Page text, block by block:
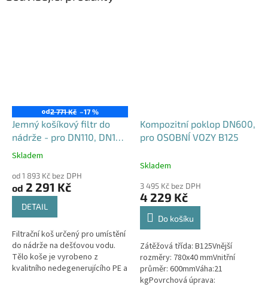
od2 771 Kč –17 %
Jemný košíkový filtr do
nádrže - pro DN110, DN125
i DN160
Průměrné
produktu
je
hvězdiček.
Skladem
od 1 893 Kč bez DPH
od 2 291 Kč
DETAIL
Filtrační koš určený pro umístění
do nádrže na dešťovou vodu.
Tělo koše je vyrobeno z
kvalitního nedegenerujícího PE a
Kompozitní poklop DN600,
pro OSOBNÍ VOZY B125
Skladem
3 495 Kč bez DPH
4 229 Kč
Do košíku
Zátěžová třída: B125Vnější
rozměry: 780x40 mmVnitřní
průměr: 600mmVáha:21
kgPovrchová úprava: